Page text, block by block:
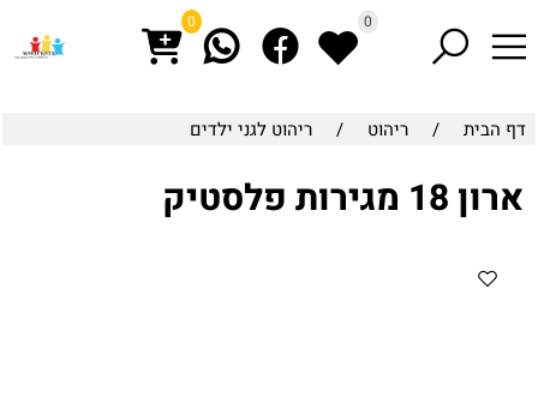
0
0
דף הבית / ריהוט / ריהוט לגני ילדים
ארון 18 מגירות פלסטיק